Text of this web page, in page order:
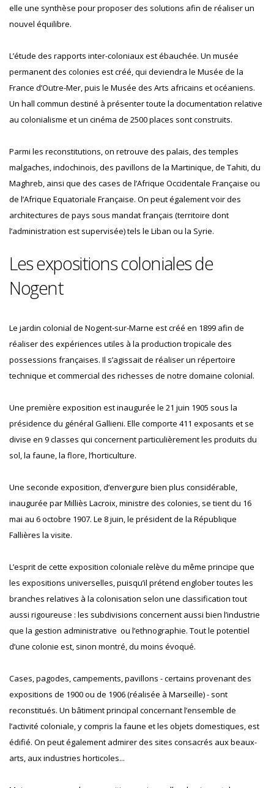
elle une synthèse pour proposer des solutions afin de réaliser un
nouvel équilibre.
L’étude des rapports inter-coloniaux est ébauchée. Un musée
permanent des colonies est créé, qui deviendra le Musée de la
France d’Outre-Mer, puis le Musée des Arts africains et océaniens.
Un hall commun destiné à présenter toute la documentation relative
au colonialisme et un cinéma de 2500 places sont construits.
Parmi les reconstitutions, on retrouve des palais, des temples
malgaches, indochinois, des pavillons de la Martinique, de Tahiti, du
Maghreb, ainsi que des cases de l’Afrique Occidentale Française ou
de l’Afrique Equatoriale Française. On peut également voir des
architectures de pays sous mandat français (territoire dont
l’administration est supervisée) tels le Liban ou la Syrie.
Les expositions coloniales de
Nogent
Le jardin colonial de Nogent-sur-Marne est créé en 1899 afin de
réaliser des expériences utiles à la production tropicale des
possessions françaises. Il s’agissait de réaliser un répertoire
technique et commercial des richesses de notre domaine colonial.
Une première exposition est inaugurée le 21 juin 1905 sous la
présidence du général Gallieni. Elle comporte 411 exposants et se
divise en 9 classes qui concernent particulièrement les produits du
sol, la faune, la flore, l’horticulture.
Une seconde exposition, d’envergure bien plus considérable,
inaugurée par Milliès Lacroix, ministre des colonies, se tient du 16
mai au 6 octobre 1907. Le 8 juin, le président de la République
Fallières la visite.
L’esprit de cette exposition coloniale relève du même principe que
les expositions universelles, puisqu’il prétend englober toutes les
branches relatives à la colonisation selon une classification tout
aussi rigoureuse : les subdivisions concernent aussi bien l’industrie
que la gestion administrative ou l’ethnographie. Tout le potentiel
d’une colonie est, sinon montré, du moins évoqué.
Cases, pagodes, campements, pavillons - certains provenant des
expositions de 1900 ou de 1906 (réalisée à Marseille) - sont
reconstitués. Un bâtiment principal concernant l’ensemble de
l’activité coloniale, y compris la faune et les objets domestiques, est
édifié. On peut également admirer des sites consacrés aux beaux-
arts, aux industries horticoles...